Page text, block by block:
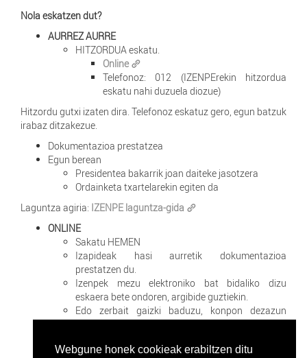
Webgune honek cookieak erabiltzen ditu
Nola eskatzen dut?
AURREZ AURRE
HITZORDUA eskatu.
Online
Telefonoz: 012 (IZENPErekin hitzordua
eskatu nahi duzuela diozue)
Hitzordu gutxi izaten dira. Telefonoz eskatuz gero, egun batzuk
irabaz ditzakezue.
Dokumentazioa prestatzea
Egun berean
Presidentea bakarrik joan daiteke jasotzera
Ordainketa txartelarekin egiten da
Laguntza agiria: IZENPE laguntza-gida
ONLINE
Sakatu HEMEN
Izapideak hasi aurretik dokumentazioa
prestatzen du.
Izenpek mezu elektroniko bat bidaliko dizu
eskaera bete ondoren, argibide guztiekin.
Edo zerbait gaizki baduzu, konpon dezazun
deitzen dizute.